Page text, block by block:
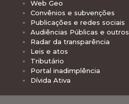
Web Geo
Convênios e subvenções
Publicações e redes sociais
Audiências Públicas e outros
Radar da transparência
Leis e atos
Tributário
Portal inadimplência
Dívida Ativa